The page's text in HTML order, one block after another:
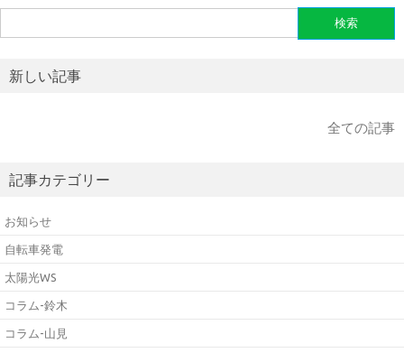
索:
新しい記事
全ての記事
記事カテゴリー
お知らせ
自転車発電
太陽光WS
コラム-鈴木
コラム-山見